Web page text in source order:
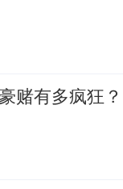
赌有多疯狂？